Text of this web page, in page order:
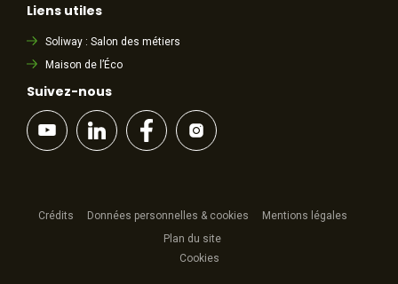
Liens utiles
Soliway : Salon des métiers
Maison de l’Éco
Suivez-nous
Crédits Données personnelles & cookies
Mentions légales
Plan du site
Cookies